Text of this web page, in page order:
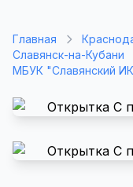
Главная
Славянск-на-Кубани
МБУК "Славянский